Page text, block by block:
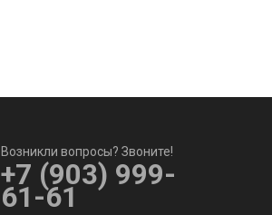
Возникли вопросы? Звоните!
+7 (903) 999-
61-61